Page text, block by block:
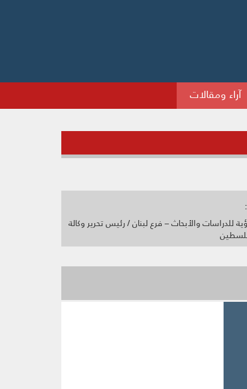
آراء ومقالات
للدراسات والأبحاث – فرع لبنان / رئيس تحرير وكالة
فلسطين